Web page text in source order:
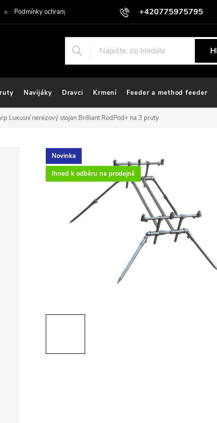
+420775975795
Podmínky ochrany osobních údajů
Navijáky Dravci Krmení Feeder a method feeder
Luxusní nerezový stojan Brilliant RodPod+ na 3 pruty
Novinka
Ihned k odběru na prodejně